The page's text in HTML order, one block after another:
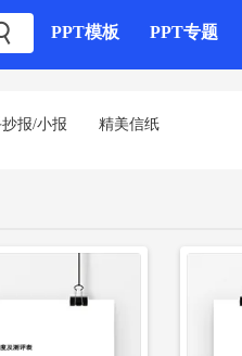
PPT模板 PPT专题
报/小报 精美信纸